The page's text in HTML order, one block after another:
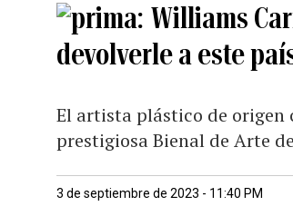
Williams
devolverle a este
El artista plástico de origen
prestigiosa Bienal de Arte
3 de septiembre de 2023 - 11:40 PM